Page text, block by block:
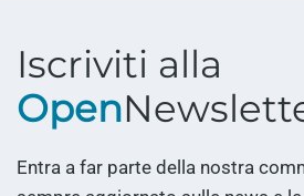
Iscriviti alla
Open
Entra a far parte della nostra